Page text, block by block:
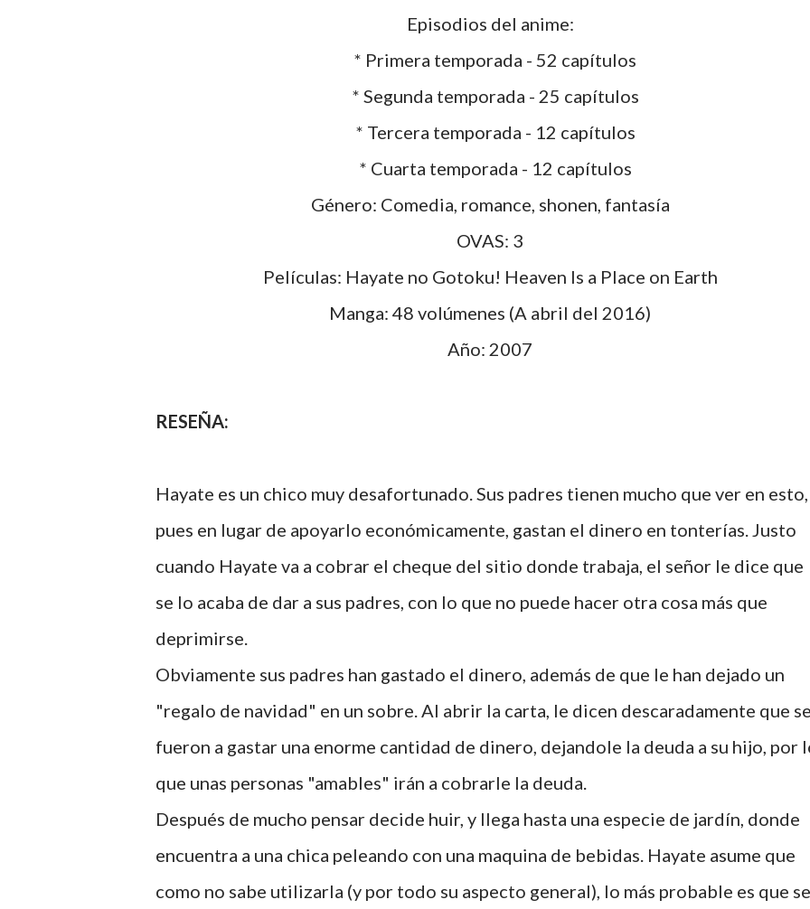
Episodios del anime:
* Primera temporada - 52 capítulos
* Segunda temporada - 25 capítulos
* Tercera temporada - 12 capítulos
* Cuarta temporada - 12 capítulos
Género: Comedia, romance, shonen, fantasía
OVAS: 3
Películas: Hayate no Gotoku! Heaven Is a Place on Earth
Manga: 48 volúmenes (A abril del 2016)
Año: 2007
RESEÑA:
Hayate es un chico muy desafortunado. Sus padres tienen mucho que ver en esto,
pues en lugar de apoyarlo económicamente, gastan el dinero en tonterías. Justo
cuando Hayate va a cobrar el cheque del sitio donde trabaja, el señor le dice que
se lo acaba de dar a sus padres, con lo que no puede hacer otra cosa más que
deprimirse.
Obviamente sus padres han gastado el dinero, además de que le han dejado un
"regalo de navidad" en un sobre. Al abrir la carta, le dicen descaradamente que
fueron a gastar una enorme cantidad de dinero, dejandole la deuda a su hijo, por
que unas personas "amables" irán a cobrarle la deuda.
Después de mucho pensar decide huir, y llega hasta una especie de jardín, donde
encuentra a una chica peleando con una maquina de bebidas. Hayate asume que
como no sabe utilizarla (y por todo su aspecto general), lo más probable es que se